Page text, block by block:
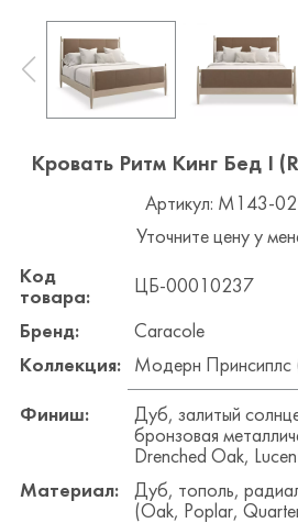
Кровать Ритм Кинг Бед I
Артикул: M143-
Уточните цену у
Код
товара:
ЦБ-00010237
Бренд:
Caracole
Коллекция:
Модерн Принсиплс
Финиш:
Дуб, залитый
бронзовая
Drenched Oak,
Материал:
Дуб, тополь,
(Oak, Poplar,